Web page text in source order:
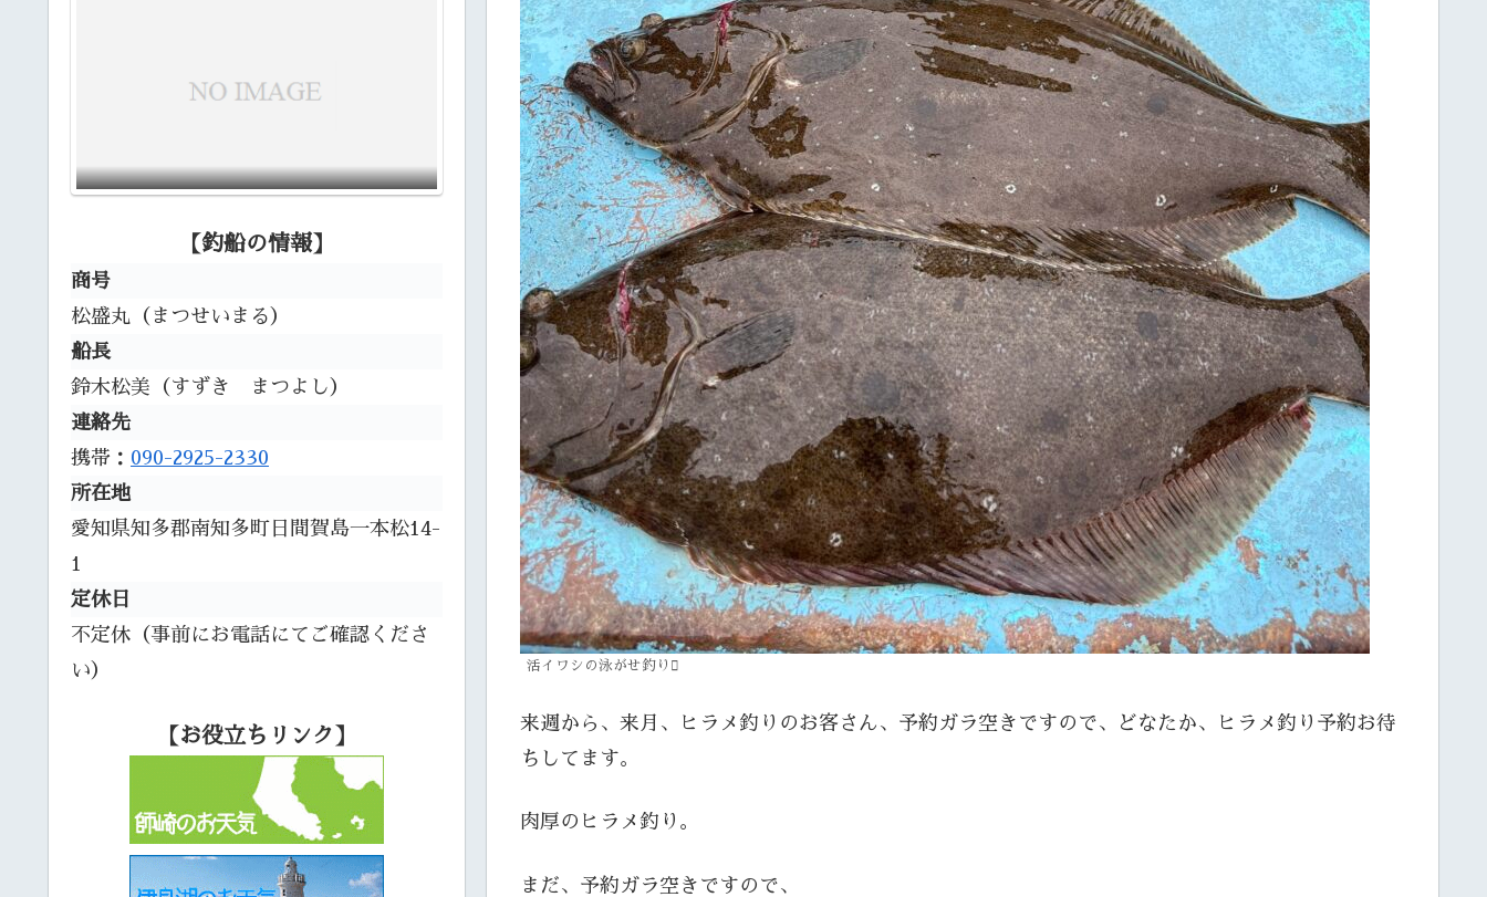
活イワシの泳がせ釣り
来週から、来月、ヒラメ釣りのお客さん、予約ガラ空きですので、どなたか、ヒラメ釣り予約お待
ちしてます。
肉厚のヒラメ釣り。
まだ、予約ガラ空きですので、
【釣船の情報】
商号
松盛丸（まつせいまる）
船長
鈴木松美（すずき まつよし）
連絡先
携帯： 090-2925-2330
所在地
愛知県知多郡南知多町日間賀島一本松14-
1
定休日
不定休（事前にお電話にてご確認くださ
い）
【お役立ちリンク】